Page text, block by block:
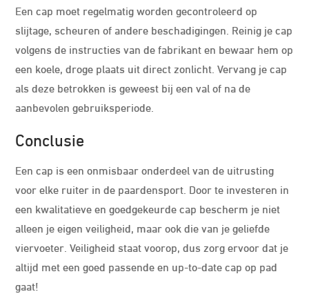
Een cap moet regelmatig worden gecontroleerd op
slijtage, scheuren of andere beschadigingen. Reinig je cap
volgens de instructies van de fabrikant en bewaar hem op
een koele, droge plaats uit direct zonlicht. Vervang je cap
als deze betrokken is geweest bij een val of na de
aanbevolen gebruiksperiode.
Conclusie
Een cap is een onmisbaar onderdeel van de uitrusting
voor elke ruiter in de paardensport. Door te investeren in
een kwalitatieve en goedgekeurde cap bescherm je niet
alleen je eigen veiligheid, maar ook die van je geliefde
viervoeter. Veiligheid staat voorop, dus zorg ervoor dat je
altijd met een goed passende en up-to-date cap op pad
gaat!